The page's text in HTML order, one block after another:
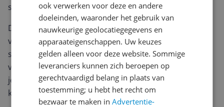
speen blijven plakken, wel zo hygiënisch!
De speen heeft een anatomische vorm die veel
voordelen biedt. Het zorgt ervoor dat je kindje de
speen gemakkelijk accepteert en dankzij de platte
vorm sluit de speen perfect aan op het gehemelte van
je kindje. Dit helpt bij de ontwikkeling van de tong- en
kaakspieren.
ook verwerken voor deze en andere
doeleinden, waaronder het gebruik van
nauwkeurige geolocatiegegevens en
apparaateigenschappen. Uw keuzes
gelden alleen voor deze website. Sommige
leveranciers kunnen zich beroepen op
gerechtvaardigd belang in plaats van
toestemming; u hebt het recht om
bezwaar te maken inAdvertentie-